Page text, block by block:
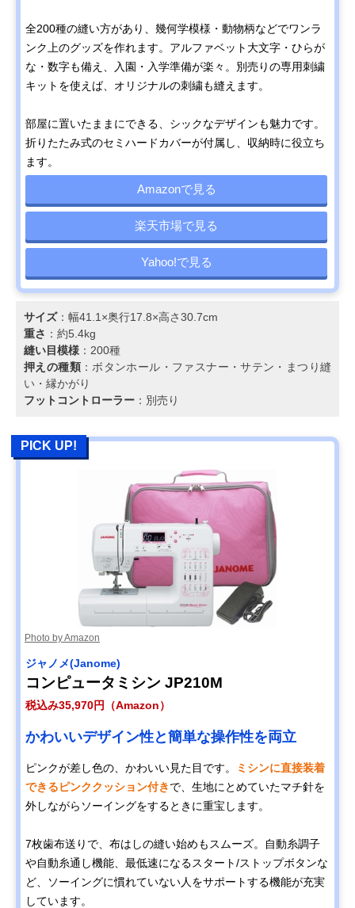
全200種の縫い方があり、幾何学模様・動物柄などでワンラ
ンク上のグッズを作れます。アルファベット大文字・ひらが
な・数字も備え、入園・入学準備が楽々。別売りの専用刺繍
キットを使えば、オリジナルの刺繍も縫えます。
部屋に置いたままにできる、シックなデザインも魅力です。
折りたたみ式のセミハードカバーが付属し、収納時に役立ち
ます。
Amazonで見る
楽天市場で見る
Yahoo!で見る
サイズ：幅41.1×奥行17.8×高さ30.7cm
重さ ：約5.4kg
縫い目模様 ：200種
押えの種類：ボタンホール・ファスナー・サテン・まつり縫
い・縁かがり
フットコントローラー ：別売り
PICK UP!
Photo by Amazon
ジャノメ(Janome)
コンピュータミシン JP210M
税込み35,970円（Amazon）
かわいいデザイン性と簡単な操作性を両立
ピンクが差し色の、かわいい見た目です。
ミシンに直接装着
できるピンククッション付きで、生地にとめていたマチ針を
外しながらソーイングをするときに重宝します。
7枚歯布送りで、布はしの縫い始めもスムーズ。自動糸調子
や自動糸通し機能、最低速になるスタート/ストップボタンな
ど、ソーイングに慣れていない人をサポートする機能が充実
しています。